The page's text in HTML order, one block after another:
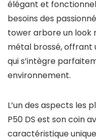
élégant et
besoins des
tower arbore un look
métal brossé, offrant
qui s’intègre
environnement.
L’un des aspects les
P50 DS est son coin
caractéristique